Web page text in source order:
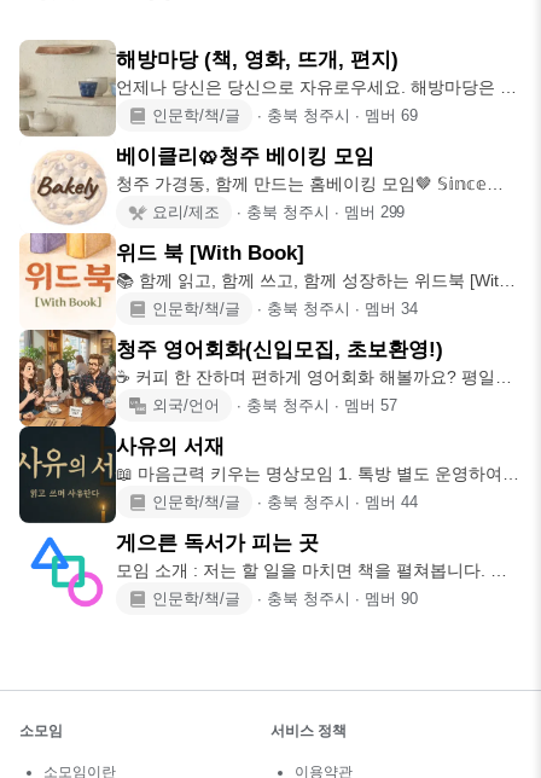
해방마당 (책, 영화, 뜨개, 편지)
언제나 당신은 당신으로 자유로우세요. 해방마당은 차
를 마시는 찻집이자,
인문학/책/글 ∙ 충북 청주시 ∙ 멤버 69
베이클리🥨청주 베이킹 모임
청주 가경동, 함께 만드는 홈베이킹 모임🤎 𝕊𝕚𝕟𝕔𝕖
𝟚𝟘𝟚𝟜. 𝟙𝟘.
요리/제조 ∙ 충북 청주시 ∙ 멤버 299
위드 북 [With Book]
📚 함께 읽고, 함께 쓰고, 함께 성장하는 위드북 [With
Book]인문학/책/글 ∙ 충북 청주시 ∙ 멤버 34
청주 영어회화(신입모집, 초보환영!)
☕ 커피 한 잔하며 편하게 영어회화 해볼까요? 평일저
녁이나 주말에 함께
외국/언어 ∙ 충북 청주시 ∙ 멤버 57
사유의 서재
📖 마음근력 키우는 명상모임 1. 톡방 별도 운영하여
방향성 공유 및 주
인문학/책/글 ∙ 충북 청주시 ∙ 멤버 44
게으른 독서가 피는 곳
모임 소개 : 저는 할 일을 마치면 책을 펼쳐봅니다. 좋
은 책들을 선정하
인문학/책/글 ∙ 충북 청주시 ∙ 멤버 90
소모임
소모임이란
서비스 정책
이용약관